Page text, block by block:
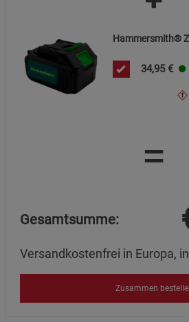
Hammersmith®
34,95 €
=
Gesamtsumme:
Versandkostenfrei in Europa,
Zusammen
Beschreibung Marketing Cookies